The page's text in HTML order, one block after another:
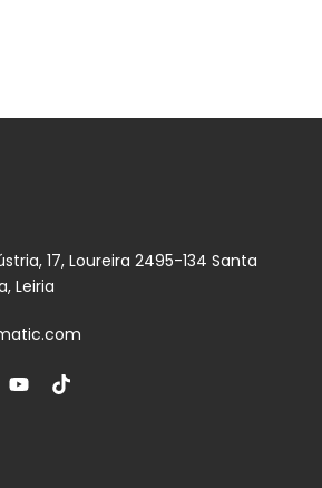
17, Loureira 2495-134 Santa
Leiria